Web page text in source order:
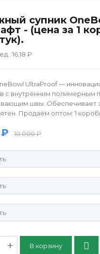
супник
- (цена за 1
16,18 ₽
UltraProof —
с внутренним полимерным
швы. Обеспечивает
Продаём оптом: 1
10.000 ₽
рулонные этикетки:
PP - OBL380-450-520:
OneBowl-380-450-520:
+